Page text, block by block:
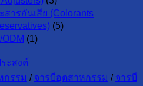
ารกันเสีย (Colorants
(5)
(1)
กรรม / จารบีอุตสาหกรรม / จารบี